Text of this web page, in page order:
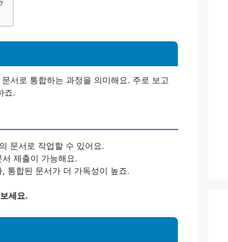
서로 통합하는 과정을 의미해요. 주로 보고
죠.
문서로 작업할 수 있어요.
제출이 가능해요.
통합된 문서가 더 가독성이 높죠.
세요.